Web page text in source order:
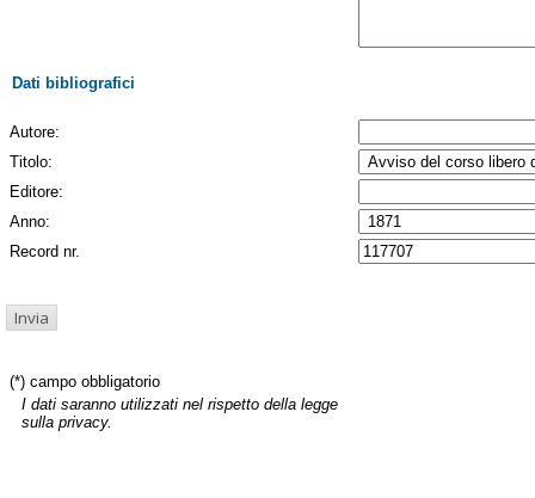
Dati bibliografici
Autore:
Titolo:
Editore:
Anno:
Record nr.
(*) campo obbligatorio
I dati saranno utilizzati nel rispetto della legge
sulla privacy.